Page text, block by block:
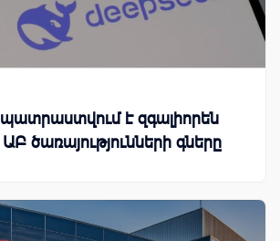
պատրաստվում է զգալիորեն
ծառայությունների գները